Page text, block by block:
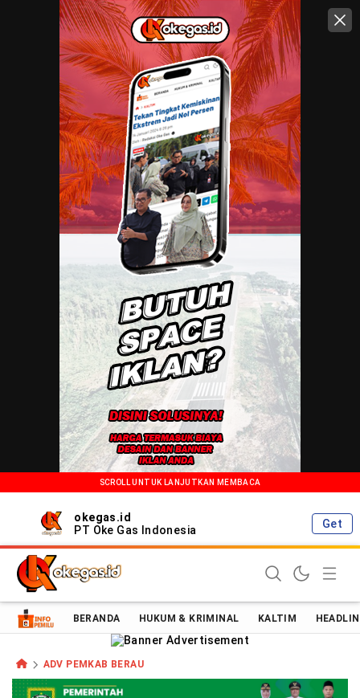
SCROLL UNTUK LANJUTKAN MEMBACA
okegas.id
PT Oke Gas Indonesia
Get
Oke Gas Indonesia | Energi Positif Informasi Terkini!
BERANDA HUKUM & KRIMINAL KALTIM
ADV PEMKAB BERAU